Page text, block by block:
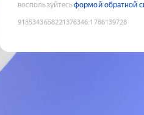
воспользуйтесьформой обратной
9185343658221376346:1786139728